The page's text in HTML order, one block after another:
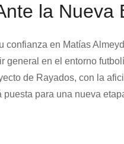
la Nueva
en Matías
general en el entorno
de Rayados, con la
para una nueva